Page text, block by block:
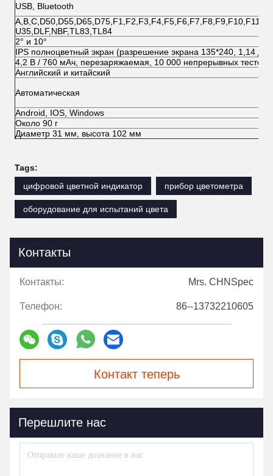
USB, Bluetooth
U35,DLF,NBF,TL83,TL84
2° и 10°
IPS полноцветный экран (разрешение экрана 135*240, 1,14
4,2 В / 760 мАч, перезаряжаемая, 10 000 непрерывных тестов
Английский и китайский
Автоматическая
Android, IOS, Windows
Около 90 г
Диаметр 31 мм, высота 102 мм
Tags:
цифровой цветной индикатор
прибор цветометра
оборудование для испытаний цвета
Контакты
Контакты: Mrs. CHNSpec
Телефон: 86--13732210605
Контакт теперь
Перешлите нас